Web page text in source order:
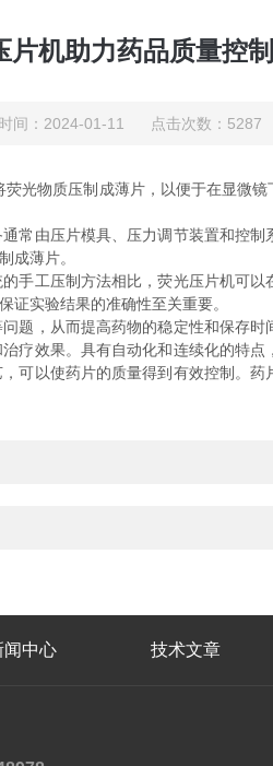
片机助力药品质量控制
间：2024-01-11 点击次数：5287
物质压制成薄片，以便于在显微
由压片模具、压力调节装置和控制
成薄片。
工压制方法相比，荧光压片机可以
证实验结果的准确性至关重要。
，从而提高药物的稳定性和保存时
疗效果。具有自动化和连续化的特
可以使药片的质量得到有效控制。
闻中心 技术文章